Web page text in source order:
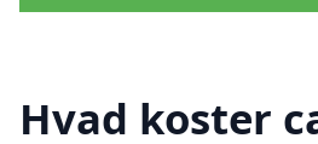
Hvad koster